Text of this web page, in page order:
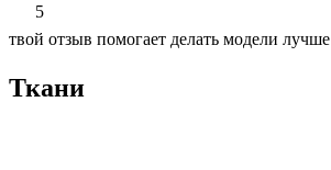
5
твой отзыв помогает делать модели лучше
Ткани